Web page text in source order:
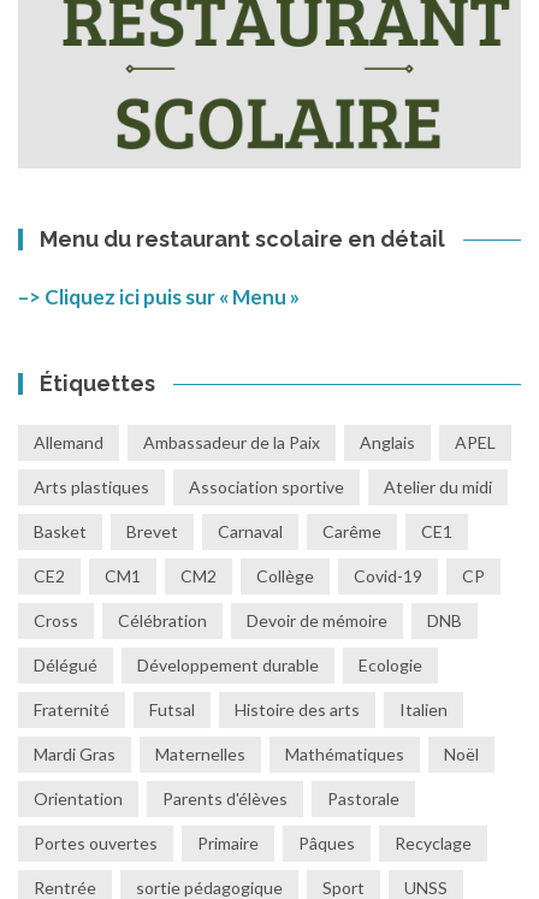
Menu du restaurant scolaire en détail
–> Cliquez ici puis sur « Menu »
Étiquettes
Allemand Ambassadeur de la Paix Anglais APEL
Arts plastiques Association sportive Atelier du midi
Basket Brevet Carnaval Carême CE1
CE2 CM1 CM2 Collège Covid-19 CP
Cross Célébration Devoir de mémoire DNB
Délégué Développement durable Ecologie
Fraternité Futsal Histoire des arts Italien
Mardi Gras Maternelles Mathématiques Noël
Orientation Parents d'élèves Pastorale
Portes ouvertes Primaire Pâques Recyclage
Rentrée sortie pédagogique Sport UNSS